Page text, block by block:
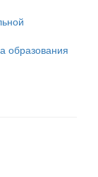
образования